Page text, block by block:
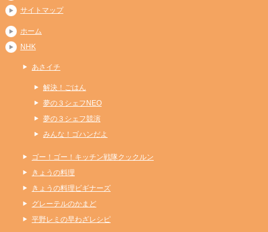
サイトマップ
ホーム
NHK
あさイチ
解決！ごはん
夢の３シェフNEO
夢の３シェフ競演
みんな！ゴハンだよ
ゴー！ゴー！キッチン戦隊クックルン
きょうの料理
きょうの料理ビギナーズ
グレーテルのかまど
平野レミの早わざレシピ